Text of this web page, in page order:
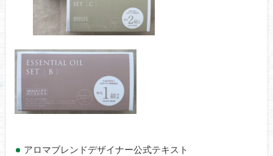
アロマブレンドデザイナー公式テキスト